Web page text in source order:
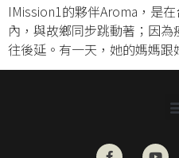
IMission1的夥伴Aroma，是
內，與故鄉同步跳動著；因
往後延。有一天，她的媽媽